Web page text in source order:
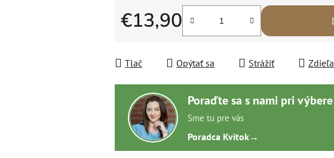
€13,90
Jednotková cena:
Tlač Opýtať sa Strážiť
Poraďte sa s nami pri
Sme tu pre vás
Poradca Kvitok→